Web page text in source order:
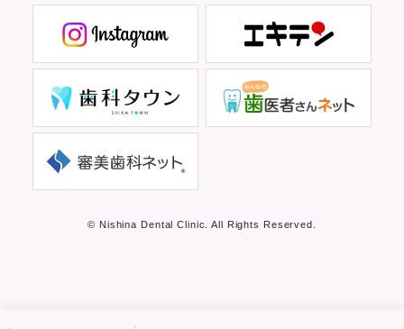
© Nishina Dental Clinic. All Rights Reserved.